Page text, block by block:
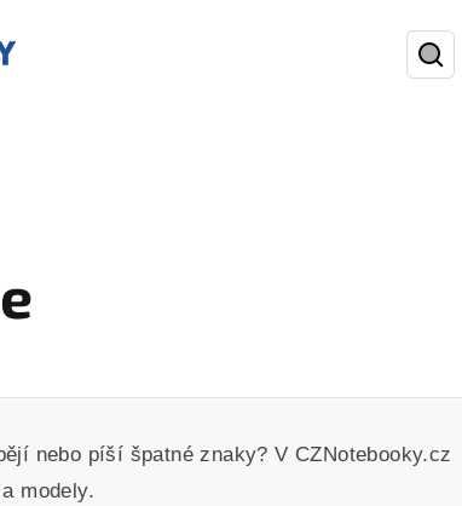
nebo píší špatné znaky? V CZNotebooky.cz
modely.